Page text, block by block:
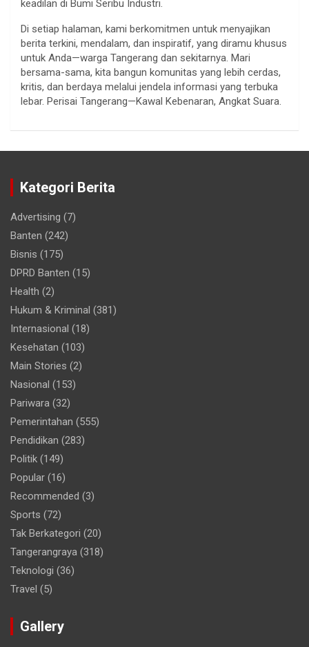
keadilan di Bumi Seribu Industri.
Di setiap halaman, kami berkomitmen untuk menyajikan
berita terkini, mendalam, dan inspiratif, yang diramu khusus
untuk Anda—warga Tangerang dan sekitarnya. Mari
bersama-sama, kita bangun komunitas yang lebih cerdas,
kritis, dan berdaya melalui jendela informasi yang terbuka
lebar. Perisai Tangerang—Kawal Kebenaran, Angkat Suara.
Kategori Berita
Advertising (7)
Banten (242)
Bisnis (175)
DPRD Banten (15)
Health (2)
Hukum & Kriminal (381)
Internasional (18)
Kesehatan (103)
Main Stories (2)
Nasional (153)
Pariwara (32)
Pemerintahan (555)
Pendidikan (283)
Politik (149)
Popular (16)
Recommended (3)
Sports (72)
Tak Berkategori (20)
Tangerangraya (318)
Teknologi (36)
Travel (5)
Gallery